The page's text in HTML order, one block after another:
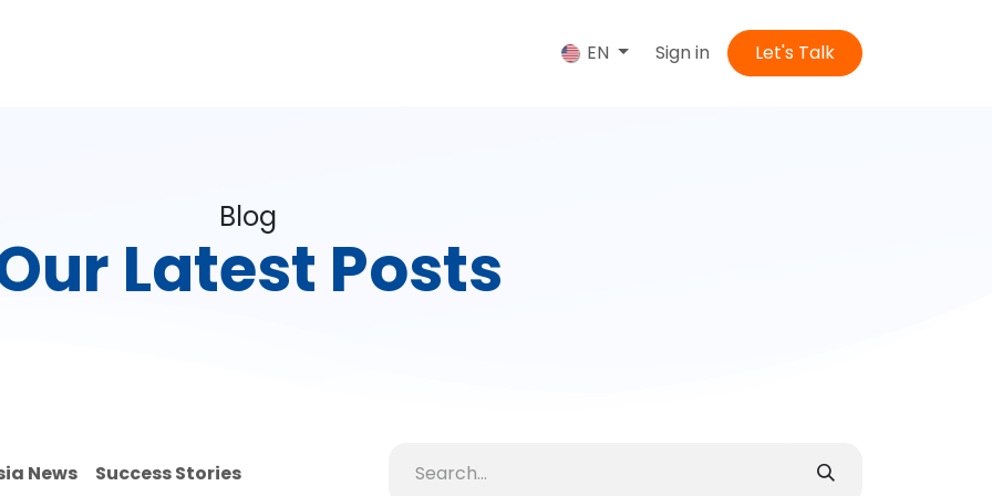
EN Sign in Let's Talk
Blog
Latest Posts​
News Success Stories